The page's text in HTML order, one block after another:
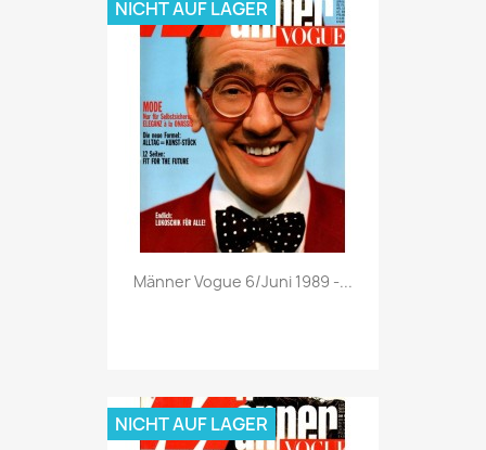
Vorschau
Männer Vogue 6/Juni 1989 -...
NICHT AUF LAGER
NICHT AUF LAGER